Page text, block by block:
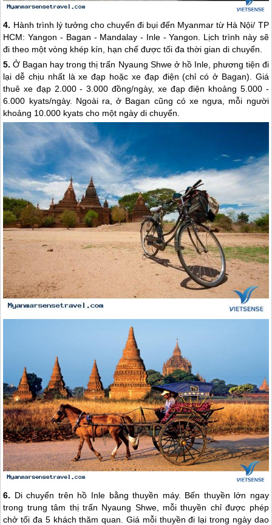
4. Hành trình lý tưởng cho chuyến đi bụi đến Myanmar từ Hà Nội/ TP
HCM: Yangon - Bagan - Mandalay - Inle - Yangon. Lịch trình này sẽ
đi theo một vòng khép kín, hạn chế được tối đa thời gian di chuyển.
5. Ở Bagan hay trong thị trấn Nyaung Shwe ở hồ Inle, phương tiện đi
lại dễ chịu nhất là xe đạp hoặc xe đạp điện (chỉ có ở Bagan). Giá
thuê xe đạp 2.000 - 3.000 đồng/ngày, xe đạp điện khoảng 5.000 -
6.000 kyats/ngày. Ngoài ra, ở Bagan cũng có xe ngựa, mỗi người
khoảng 10.000 kyats cho một ngày di chuyển.
6. Di chuyển trên hồ Inle bằng thuyền máy. Bến thuyền lớn ngay
trong trung tâm thị trấn Nyaung Shwe, mỗi thuyền chỉ được phép
chở tối đa 5 khách thăm quan. Giá mỗi thuyền đi lại trong ngày dao